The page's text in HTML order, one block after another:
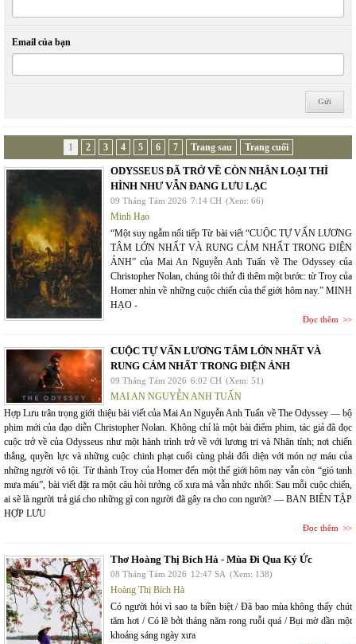
Email của bạn
1 2 3 4 5 6 7 Trang sau Trang cuối
ODYSSEUS ĐÃ TRỞ VỀ CÒN NHÂN LOẠI THÌ
HÌNH NHƯ VẪN ĐANG LƯU LẠC
09 Tháng Tám 2026 7:14 CH (Xem: 66)
Minh Hạo
“Một suy ngẫm nối tiếp Từ bài viết “CUỘC TỰ VẤN LƯƠNG
TÂM LỚN NHẤT VÀ RUNG CẢM NHẤT TRONG ĐIỆN
ẢNH” của Mai An Nguyễn Anh Tuấn về The Odyssey của
Christopher Nolan, chúng tôi thử đi thêm một bước: từ Troy của
Homer nhìn về những cuộc chiến của thế giới hôm nay.” MINH
HẠO -
Đọc thêm
CUỘC TỰ VẤN LƯƠNG TÂM LỚN NHẤT VÀ
RUNG CẢM NHẤT TRONG ĐIỆN ẢNH
09 Tháng Tám 2026 6:02 CH (Xem: 51)
MAI AN NGUYỄN ANH TUẤN
Hợp Lưu trân trọng giới thiệu bài viết của Mai An Nguyễn Anh Tuấn về The Odyssey — bộ
phim mới của đạo diễn Christopher Nolan. Không chỉ là một bài điểm phim, tác giả đã đọc
cuộc trở về của Odysseus như một hành trình trở về với lương tri và Nhân tính; nơi chiến
thắng, quyền lực và những cuộc chinh phạt cuối cùng phải đối diện với món nợ máu của
những người vô tội. Từ thành Troy của Homer đến một thế giới hôm nay vẫn còn “gió tanh
mưa máu”, bài viết đặt ra một câu hỏi tưởng cổ xưa mà vẫn nhức nhối: Sau mỗi cuộc chiến,
ai sẽ là người trả giá cho những gì con người đã gây ra cho con người? — BAN BIÊN TẬP
HỢP LƯU
Đọc thêm
Thơ Hoàng Thị Bích Hà - Mùa Đi Qua Ký Ức
08 Tháng Tám 2026 12:47 SA (Xem: 138)
Hoàng Thị Bích Hà
Có người hỏi vì sao ta biền biệt / Đã bao mùa không thấy chút
tăm hơi / Có lẽ bởi tháng năm rong ruỗi quá / Bụi mờ dần một
khoảng sáng ngày xưa